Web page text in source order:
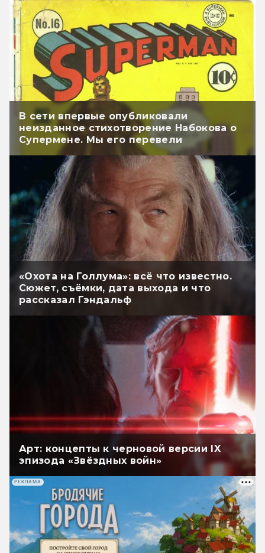
В сети впервые опубликовали
неизданное стихотворение Набокова о
Супермене. Мы его перевели
«Охота на Голлума»: всё что известно.
Сюжет, съёмки, дата выхода и что
рассказал Гэндальф
Арт: концепты к черновой версии IX
эпизода «Звёздных войн»
РЕКЛАМА